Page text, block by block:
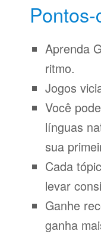
Aprenda
ritmo.
Jogos
Você
línguas
sua
Cada
levar
Ganhe
ganha